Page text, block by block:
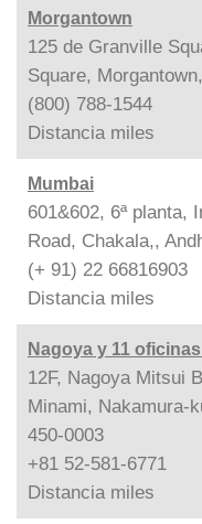
Morgantown
125 de Granville
Square,
(800) 788-1544
Distancia miles
Mumbai
601&602, 6ª planta,
Road, Chakala,,
(+ 91) 22 66816903
Distancia miles
Nagoya y 11
12F, Nagoya Mitsui
Minami, Nakamura-
450-0003
+81 52-581-6771
Distancia miles